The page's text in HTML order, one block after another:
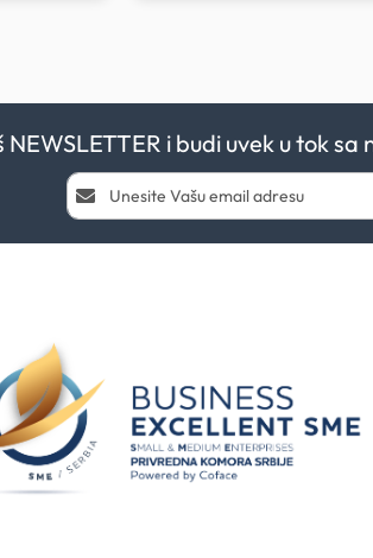
NEWSLETTER i budi uvek u tok
Prijavi
se